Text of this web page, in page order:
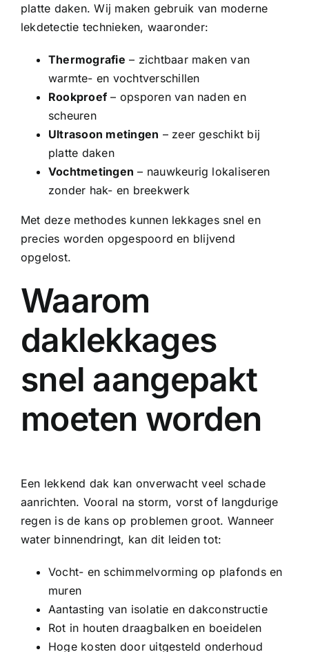
platte daken. Wij maken gebruik van moderne
lekdetectie technieken, waaronder:
Thermografie – zichtbaar maken van
warmte- en vochtverschillen
Rookproef– opsporen van naden en
scheuren
Ultrasoon metingen – zeer geschikt bij
platte daken
Vochtmetingen – nauwkeurig lokaliseren
zonder hak- en breekwerk
Met deze methodes kunnen lekkages snel en
precies worden opgespoord en blijvend
opgelost.
Waarom
daklekkages
snel aangepakt
moeten worden
Een lekkend dak kan onverwacht veel schade
aanrichten. Vooral na storm, vorst of langdurige
regen is de kans op problemen groot. Wanneer
water binnendringt, kan dit leiden tot:
Vocht- en schimmelvorming op plafonds en
muren
Aantasting van isolatie en dakconstructie
Rot in houten draagbalken en boeidelen
Hoge kosten door uitgesteld onderhoud